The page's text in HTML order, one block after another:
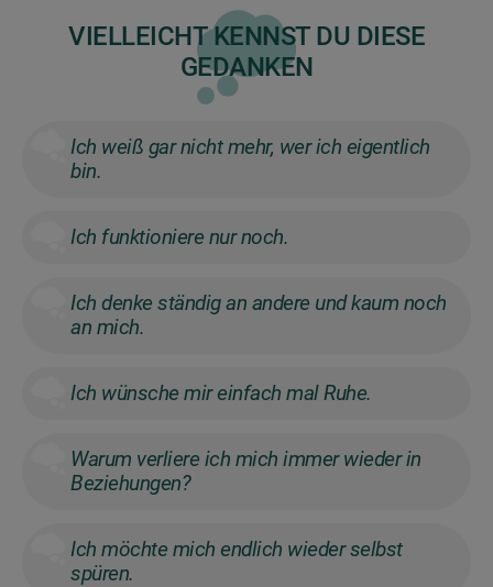
VIELLEICHT KENNST DU DIESE
GEDANKEN
Ich weiß gar nicht mehr, wer ich eigentlich
bin.
Ich funktioniere nur noch.
Ich denke ständig an andere und kaum noch
an mich.
Ich wünsche mir einfach mal Ruhe.
Warum verliere ich mich immer wieder in
Beziehungen?
Ich möchte mich endlich wieder selbst
spüren.